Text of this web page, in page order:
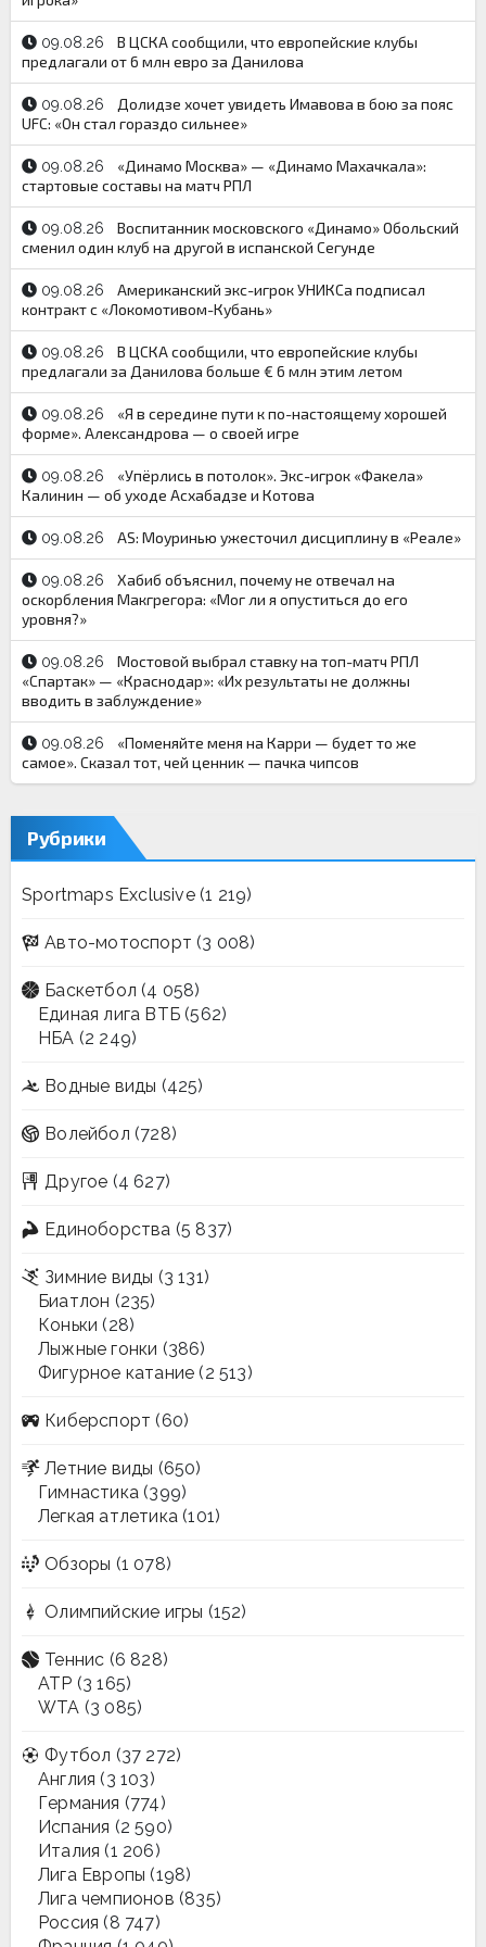
09.08.26
В ЦСКА сообщили, что европейские клубы
предлагали от 6 млн евро за Данилова
09.08.26
Долидзе хочет увидеть Имавова в бою за пояс
UFC: «Он стал гораздо сильнее»
09.08.26
«Динамо Москва» — «Динамо Махачкала»:
стартовые составы на матч РПЛ
09.08.26
Воспитанник московского «Динамо» Обольский
сменил один клуб на другой в испанской Сегунде
09.08.26
Американский экс-игрок УНИКСа подписал
контракт с «Локомотивом-Кубань»
09.08.26
В ЦСКА сообщили, что европейские клубы
предлагали за Данилова больше € 6 млн этим летом
09.08.26
«Я в середине пути к по-настоящему хорошей
форме». Александрова — о своей игре
09.08.26
«Упёрлись в потолок». Экс-игрок «Факела»
Калинин — об уходе Асхабадзе и Котова
09.08.26 AS: Моуринью ужесточил дисциплину в «Реале»
09.08.26
Хабиб объяснил, почему не отвечал на
оскорбления Макгрегора: «Мог ли я опуститься до его
уровня?»
09.08.26
Мостовой выбрал ставку на топ-матч РПЛ
«Спартак» — «Краснодар»: «Их результаты не должны
вводить в заблуждение»
09.08.26
«Поменяйте меня на Карри — будет то же
самое». Сказал тот, чей ценник — пачка чипсов
Рубрики
Sportmaps Exclusive(1 219)
Авто-мотоспорт (3 008)
Баскетбол (4 058)
Единая лига ВТБ (562)
НБА (2 249)
Водные виды (425)
Волейбол (728)
Другое (4 627)
Единоборства (5 837)
Зимние виды (3 131)
Биатлон (235)
Коньки (28)
Лыжные гонки (386)
Фигурное катание (2 513)
Киберспорт (60)
Летние виды (650)
Гимнастика (399)
Легкая атлетика (101)
Обзоры (1 078)
Олимпийские игры (152)
Теннис (6 828)
ATP (3 165)
WTA (3 085)
Футбол (37 272)
Англия (3 103)
Германия (774)
Испания (2 590)
Италия (1 206)
Лига Европы (198)
Лига чемпионов (835)
Россия (8 747)